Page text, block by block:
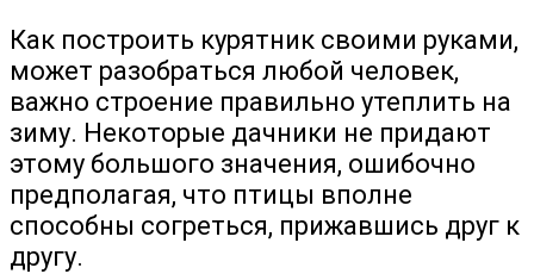
Как построить курятник своими руками,
может разобраться любой человек,
важно строение правильно утеплить на
зиму. Некоторые дачники не придают
этому большого значения, ошибочно
предполагая, что птицы вполне
способны согреться, прижавшись друг к
другу.